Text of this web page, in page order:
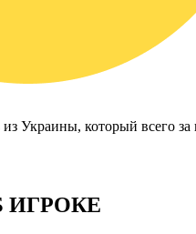
Украины, который всего за